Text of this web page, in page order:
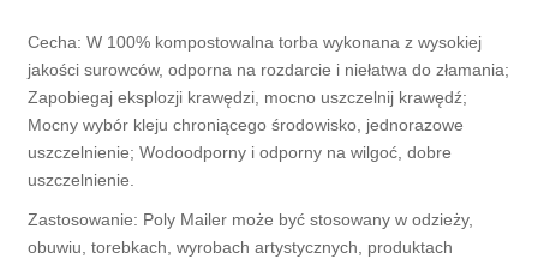
Cecha: W 100% kompostowalna torba wykonana z wysokiej
jakości surowców, odporna na rozdarcie i niełatwa do złamania;
Zapobiegaj eksplozji krawędzi, mocno uszczelnij krawędź;
Mocny wybór kleju chroniącego środowisko, jednorazowe
uszczelnienie; Wodoodporny i odporny na wilgoć, dobre
uszczelnienie.
Zastosowanie: Poly Mailer może być stosowany w odzieży,
obuwiu, torebkach, wyrobach artystycznych, produktach